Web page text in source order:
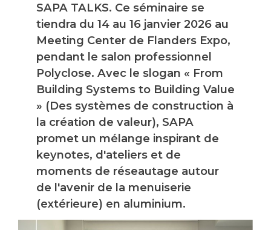
SAPA TALKS. Ce séminaire se
tiendra du 14 au 16 janvier 2026 au
Meeting Center de Flanders Expo,
pendant le salon professionnel
Polyclose. Avec le slogan « From
Building Systems to Building Value
» (Des systèmes de construction à
la création de valeur), SAPA
promet un mélange inspirant de
keynotes, d'ateliers et de
moments de réseautage autour
de l'avenir de la menuiserie
(extérieure) en aluminium.